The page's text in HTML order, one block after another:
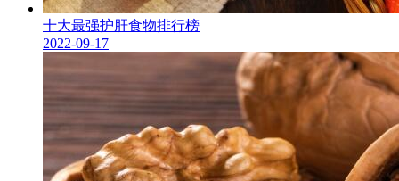
十大最强护肝食物排行榜
2022-09-17